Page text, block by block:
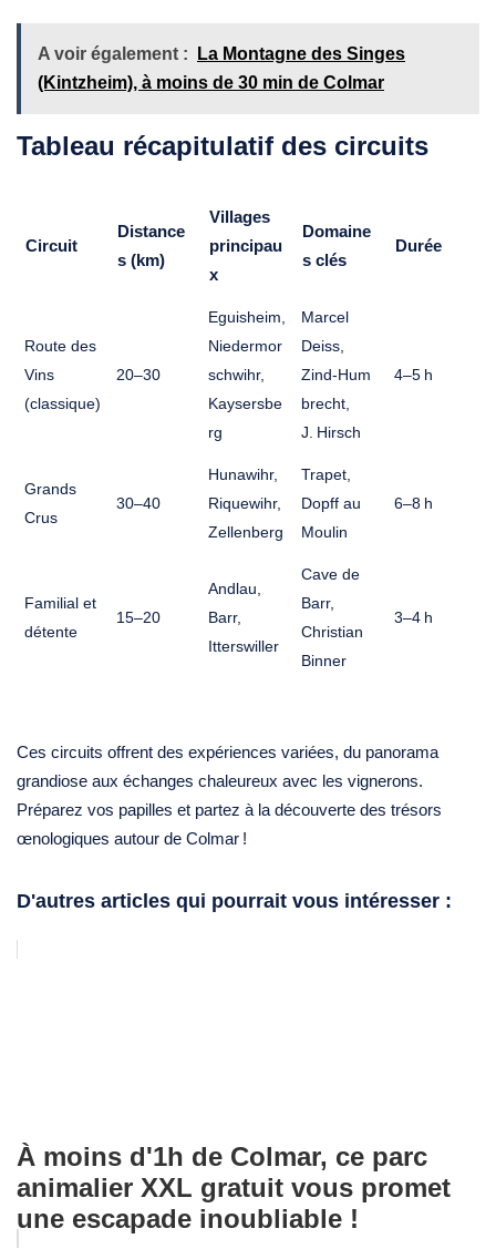
A voir également :
La Montagne des Singes
(Kintzheim), à moins de 30 min de Colmar
Tableau récapitulatif des circuits
Circuit
Distance
s (km)
Villages
principau
x
Domaine
s clés
Durée
Route des
Vins
(classique)
20–30
Eguisheim,
Niedermor
schwihr,
Kaysersbe
rg
Marcel
Deiss,
Zind‑Hum
brecht,
J. Hirsch
4–5 h
Grands
Crus
30–40
Hunawihr,
Riquewihr,
Zellenberg
Trapet,
Dopff au
Moulin
6–8 h
Familial et
détente
15–20
Andlau,
Barr,
Itterswiller
Cave de
Barr,
Christian
Binner
3–4 h
Ces circuits offrent des expériences variées, du panorama
grandiose aux échanges chaleureux avec les vignerons.
Préparez vos papilles et partez à la découverte des trésors
œnologiques autour de Colmar !
D'autres articles qui pourrait vous intéresser :
À moins d'1h de Colmar, ce parc
animalier XXL gratuit vous promet
une escapade inoubliable !